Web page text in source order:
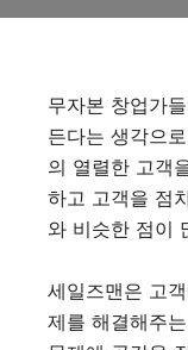
무자본 창업가
든다는 생각으
의 열렬한 고객
하고 고객을 점
와 비슷한 점이
세일즈맨은 고
제를 해결해주